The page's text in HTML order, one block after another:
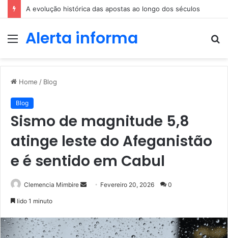
A evolução histórica das apostas ao longo dos séculos
MenuAlerta informa
Home / Blog
Blog
Sismo de magnitude 5,8
atinge leste do Afeganistão
e é sentido em Cabul
Clemencia Mimbire
Send Fevereiro 20, 2026 0
lido 1 minuto